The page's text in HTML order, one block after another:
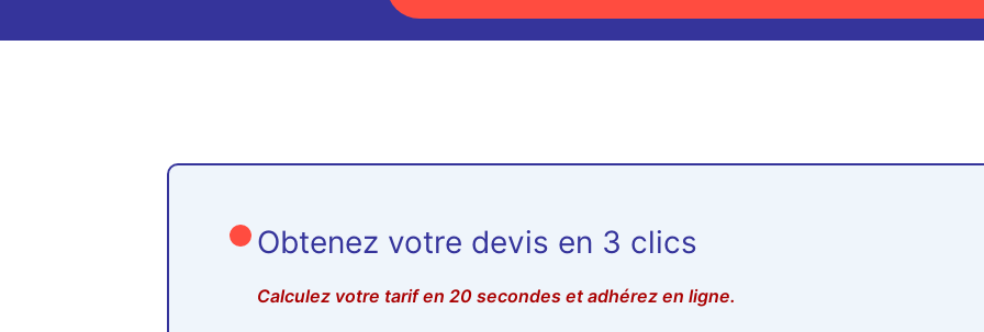
Obtenez votre devis en 3 clics
Calculez votre tarif en 20 secondes et adhérez en ligne.